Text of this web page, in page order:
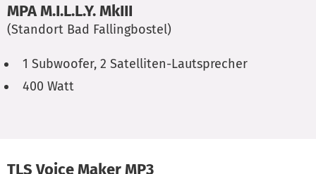
MPA M.I.L.L.Y. MkIII
(Standort Bad Fallingbostel)
1 Subwoofer, 2 Satelliten-Lautsprecher
400 Watt
TLS Voice Maker MP3